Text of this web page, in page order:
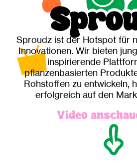
Sp
Sproudz ist der Hotspot für
Innovationen. Wir bieten
inspirierende
pflanzenbasierten
Rohstoffen zu entwickeln,
erfolgreich auf den
Video